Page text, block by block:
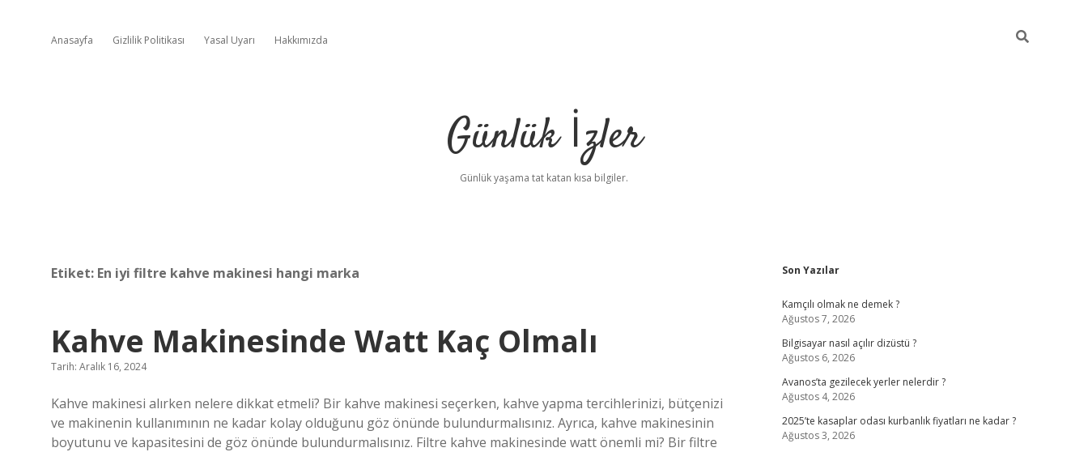
Anasayfa Gizlilik Politikası Yasal Uyarı Hakkımızda
Günlük İzler
Günlük yaşama tat katan kısa bilgiler.
Etiket: En iyi filtre kahve makinesi hangi marka
Kahve Makinesinde Watt Kaç Olmalı
Tarih: Aralık 16, 2024
Kahve makinesi alırken nelere dikkat etmeli? Bir kahve makinesi seçerken, kahve yapma tercihlerinizi, bütçenizi
ve makinenin kullanımının ne kadar kolay olduğunu göz önünde bulundurmalısınız. Ayrıca, kahve makinesinin
boyutunu ve kapasitesini de göz önünde bulundurmalısınız. Filtre kahve makinesinde watt önemli mi? Bir filtre
Sidebar
Son Yazılar
Kamçılı olmak ne demek ?
Ağustos 7, 2026
Bilgisayar nasıl açılır dizüstü ?
Ağustos 6, 2026
Avanos’ta gezilecek yerler nelerdir ?
Ağustos 4, 2026
2025’te kasaplar odası kurbanlık fiyatları ne kadar ?
Ağustos 3, 2026